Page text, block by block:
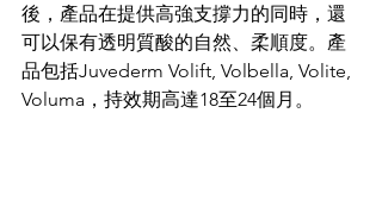
後，產品在提供高強支撐力的同時，還
可以保有透明質酸的自然、柔順度。產
品包括Juvederm Volift, Volbella, Volite,
Voluma，持效期高達18至24個月。